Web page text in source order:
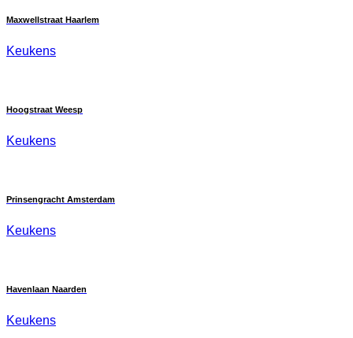
Maxwellstraat Haarlem
Keukens
Hoogstraat Weesp
Keukens
Prinsengracht Amsterdam
Keukens
Havenlaan Naarden
Keukens